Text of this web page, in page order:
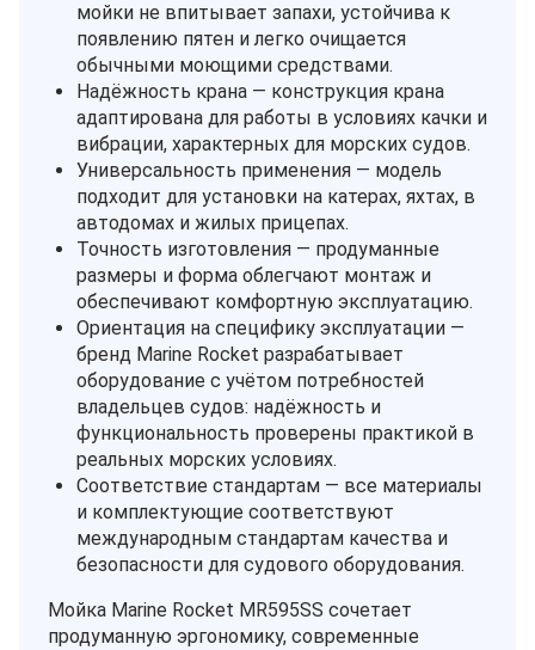
мойки не впитывает запахи, устойчива к
появлению пятен и легко очищается
обычными моющими средствами.
Надёжность крана — конструкция крана
адаптирована для работы в условиях качки и
вибрации, характерных для морских судов.
Универсальность применения — модель
подходит для установки на катерах, яхтах, в
автодомах и жилых прицепах.
Точность изготовления — продуманные
размеры и форма облегчают монтаж и
обеспечивают комфортную эксплуатацию.
Ориентация на специфику эксплуатации —
бренд Marine Rocket разрабатывает
оборудование с учётом потребностей
владельцев судов: надёжность и
функциональность проверены практикой в
реальных морских условиях.
Соответствие стандартам — все материалы
и комплектующие соответствуют
международным стандартам качества и
безопасности для судового оборудования.
Мойка Marine Rocket MR595SS сочетает
продуманную эргономику, современные